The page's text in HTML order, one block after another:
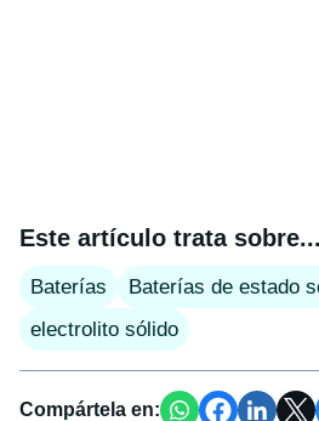
Este artículo trata sobre...
Baterías
Baterías de estado
electrolito sólido
Compártela en: